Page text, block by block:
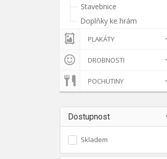
Stavebnice
Doplňky ke hrám
PLAKÁTY
DROBNOSTI
POCHUTINY
Dostupnost
Skladem